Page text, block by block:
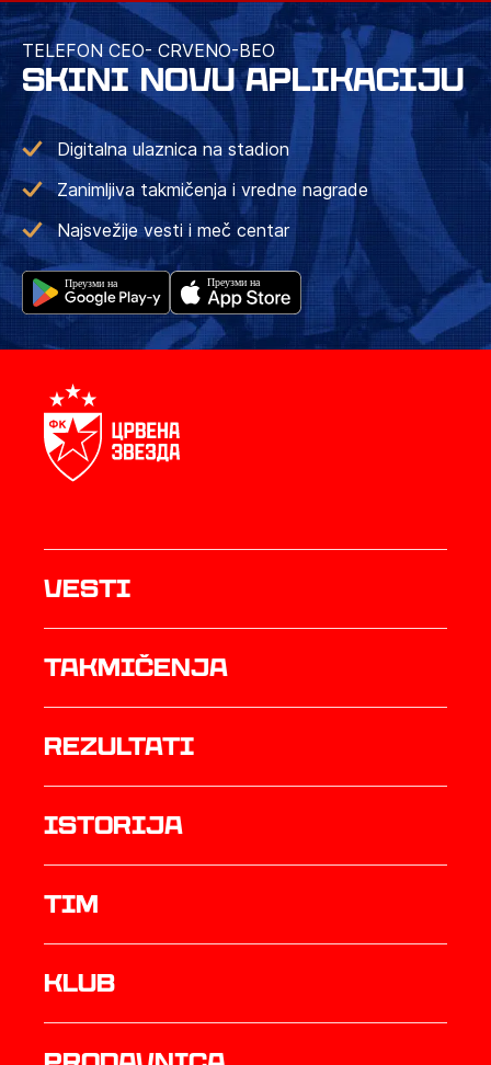
TELEFON CEO- CRVENO-BEO
SKINI NOVU APLIKACIJU
Digitalna ulaznica na stadion
Zanimljiva takmičenja i vredne nagrade
Najsvežije vesti i meč centar
Vesti
Takmičenja
rezultati
istorija
TIM
Klub